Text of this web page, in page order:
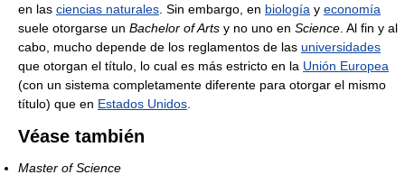
en las ciencias naturales . Sin embargo, en biología y economía
suele otorgarse un Bachelor of Arts y no uno en Science . Al fin y al
cabo, mucho depende de los reglamentos de las universidades
que otorgan el título, lo cual es más estricto en la Unión Europea
(con un sistema completamente diferente para otorgar el mismo
título) que en Estados Unidos
Véase también
Master of Science